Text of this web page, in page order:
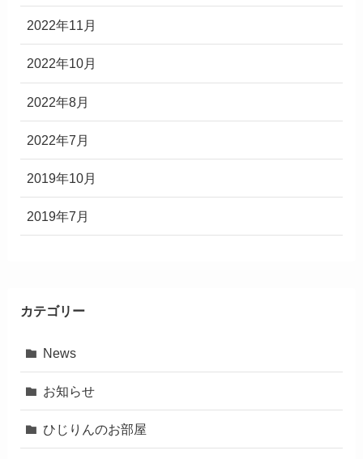
2022年11月
2022年10月
2022年8月
2022年7月
2019年10月
2019年7月
カテゴリー
News
お知らせ
ひじりんのお部屋